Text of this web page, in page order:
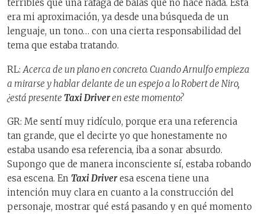
terribles que una ráfaga de balas que no hace nada. Esta
era mi aproximación, ya desde una búsqueda de un
lenguaje, un tono… con una cierta responsabilidad del
tema que estaba tratando.
RL: Acerca de un plano en concreto. Cuando Arnulfo empieza
a mirarse y hablar delante de un espejo a lo Robert de Niro,
¿está presente Taxi Driveren este momento?
GR: Me sentí muy ridículo, porque era una referencia
tan grande, que el decirte yo que honestamente no
estaba usando esa referencia, iba a sonar absurdo.
Supongo que de manera inconsciente sí, estaba robando
esa escena. En Taxi Driveresa escena tiene una
intención muy clara en cuanto a la construcción del
personaje, mostrar qué está pasando y en qué momento